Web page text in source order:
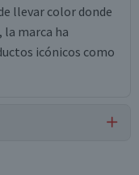
llevar color donde
marca ha
icónicos como